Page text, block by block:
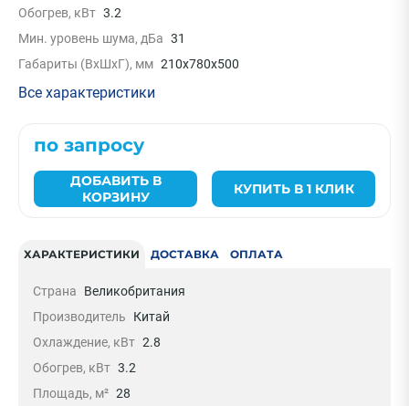
Обогрев, кВт 3.2
Мин. уровень шума, дБа 31
Габариты (ВxШxГ), мм 210x780x500
Все характеристики
по запросу
ДОБАВИТЬ В
КОРЗИНУ
КУПИТЬ В 1 КЛИК
ХАРАКТЕРИСТИКИ ДОСТАВКА ОПЛАТА
Страна
Великобритания
Производитель
Китай
Охлаждение, кВт 2.8
Обогрев, кВт 3.2
Площадь, м² 28